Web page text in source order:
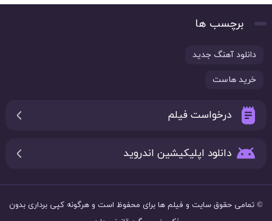
برچسب ها
دانلود آهنگ جدید
خرید هاست
درخواست فیلم
دانلود اپلیکیشین اندروید
© تمامی حقوق سایت و فیلم ها برای محفوظ است و هرگونه کپی برداری بدون